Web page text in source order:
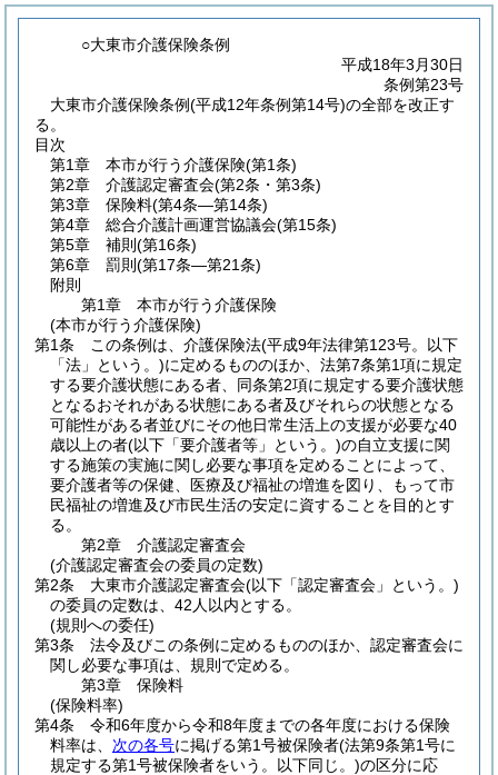
○大東市介護保険条例
平成18年3月30日
条例第23号
大東市介護保険条例(平成12年条例第14号)の全部を改正す
る。
目次
第1章
本市が行う介護保険(第1条)
第2章
介護認定審査会(第2条・第3条)
第3章
保険料(第4条―第14条)
第4章
総合介護計画運営協議会(第15条)
第5章
補則 (第16条)
第6章
罰則 (第17条―第21条)
附則
第1章
本市が行う介護保険
(本市が行う介護保険)
第1条
この条例は、介護保険法(平成9年法律第123号。以下
「法」という。)に定めるもののほか、法第7条第1項に規定
する要介護状態にある者、同条第2項に規定する要介護状態
となるおそれがある状態にある者及びそれらの状態となる
可能性がある者並びにその他日常生活上の支援が必要な40
歳以上の者(以下「要介護者等」という。)の自立支援に関
する施策の実施に関し必要な事項を定めることによって、
要介護者等の保健、医療及び福祉の増進を図り、もって市
民福祉の増進及び市民生活の安定に資することを目的とす
る。
第2章
介護認定審査会
(介護認定審査会の委員の定数)
第2条
大東市介護認定審査会(以下「認定審査会」という。)
の委員の定数は、42人以内とする。
(規則への委任)
第3条
法令及びこの条例に定めるもののほか、認定審査会に
関し必要な事項は、規則で定める。
第3章
保険料
(保険料率)
第4条
令和6年度から令和8年度までの各年度における保険
料率は、 次の各号に掲げる第1号被保険者(法第9条第1号に
規定する第1号被保険者をいう。以下同じ。)の区分に応